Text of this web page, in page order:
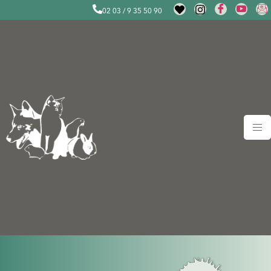
02 03 / 9 35 50 90